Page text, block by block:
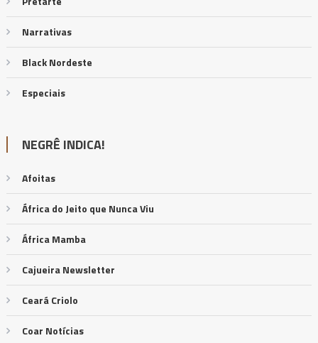
Narrativas
Black Nordeste
Especiais
NEGRÊ INDICA!
Afoitas
África do Jeito que Nunca Viu
África Mamba
Cajueira Newsletter
Ceará Criolo
Coar Notícias